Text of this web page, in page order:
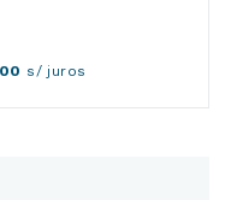
s/ juros